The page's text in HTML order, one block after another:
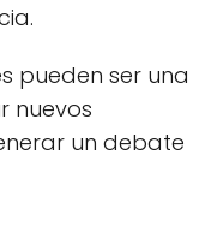
pueden ser una
nuevos
un debate